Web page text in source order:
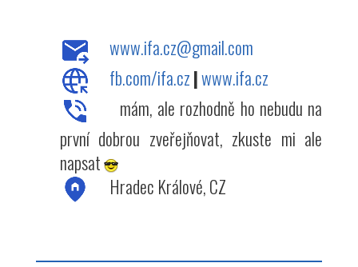
www.ifa.cz@gmail.com
fb.com/ifa.cz|www.ifa.cz
mám, ale rozhodně ho nebudu na
první dobrou zveřejňovat, zkuste mi ale
napsat
Hradec Králové, CZ